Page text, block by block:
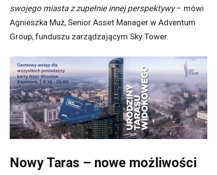
swojego miasta z zupełnie innej perspektywy– mówi
Agnieszka Muż, Senior Asset Manager w Adventum
Group, funduszu zarządzającym Sky Tower.
Nowy Taras – nowe możliwości